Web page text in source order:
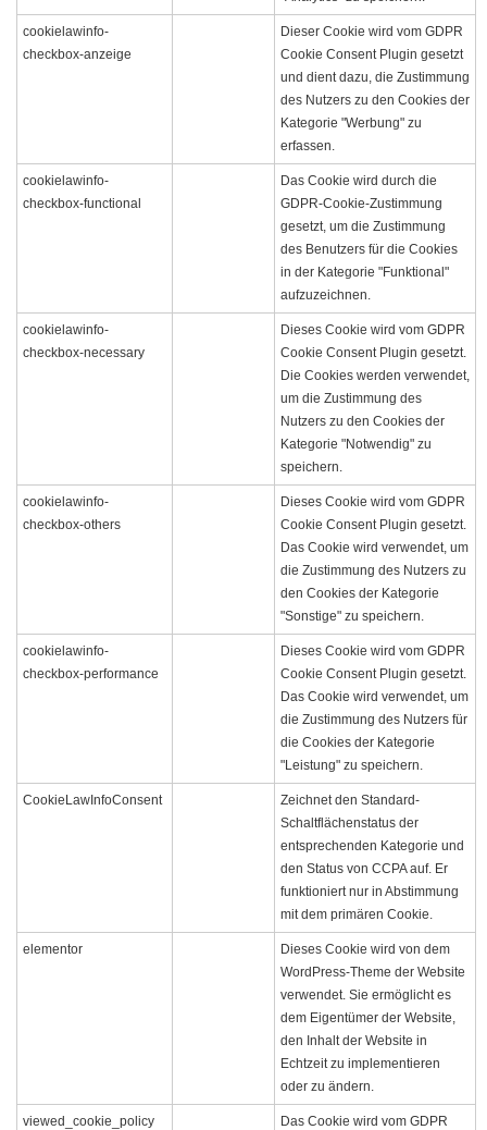
cookielawinfo-
checkbox-anzeige
Dieser Cookie wird vom GDPR
Cookie Consent Plugin gesetzt
und dient dazu, die Zustimmung
des Nutzers zu den Cookies der
Kategorie "Werbung" zu
erfassen.
cookielawinfo-
checkbox-functional
Das Cookie wird durch die
GDPR-Cookie-Zustimmung
gesetzt, um die Zustimmung
des Benutzers für die Cookies
in der Kategorie "Funktional"
aufzuzeichnen.
cookielawinfo-
checkbox-necessary
Dieses Cookie wird vom GDPR
Cookie Consent Plugin gesetzt.
Die Cookies werden verwendet,
um die Zustimmung des
Nutzers zu den Cookies der
Kategorie "Notwendig" zu
speichern.
cookielawinfo-
checkbox-others
Dieses Cookie wird vom GDPR
Cookie Consent Plugin gesetzt.
Das Cookie wird verwendet, um
die Zustimmung des Nutzers zu
den Cookies der Kategorie
"Sonstige" zu speichern.
cookielawinfo-
checkbox-performance
Dieses Cookie wird vom GDPR
Cookie Consent Plugin gesetzt.
Das Cookie wird verwendet, um
die Zustimmung des Nutzers für
die Cookies der Kategorie
"Leistung" zu speichern.
CookieLawInfoConsent
Zeichnet den Standard-
Schaltflächenstatus der
entsprechenden Kategorie und
den Status von CCPA auf. Er
funktioniert nur in Abstimmung
mit dem primären Cookie.
elementor
Dieses Cookie wird von dem
WordPress-Theme der Website
verwendet. Sie ermöglicht es
dem Eigentümer der Website,
den Inhalt der Website in
Echtzeit zu implementieren
oder zu ändern.
viewed_cookie_policy
Das Cookie wird vom GDPR